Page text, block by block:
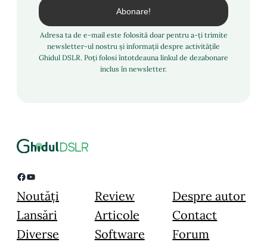
Adresa ta de e-mail este folosită doar pentru a-ți trimite
newsletter-ul nostru și informații despre activitățile
Ghidul DSLR. Poți folosi întotdeauna linkul de dezabonare
inclus în newsletter.
Facebook YouTube
Noutăți
Lansări
Diverse
Review
Articole
Software
Despre autor
Contact
Forum